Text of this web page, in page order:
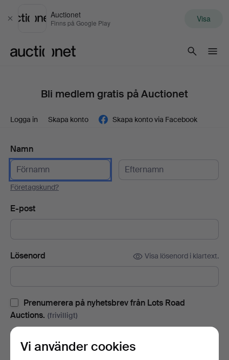
Stäng
Auctionet
Finns på Google Play Visa
Bli medlem gratis på Auctionet
Logga in Skapa konto Skapa konto via Facebook
Namn
Företagskund?
E-post
Lösenord Visa lösenord i klartext.
Prenumerera på nyhetsbrev från Lots Road
Auctions. (frivilligt)
Med bl.a. auktionskataloger, inbjudningar till evenemang och
nyheter. Om du ångrar dig kan du enkelt avsluta
prenumerationen.
Vi använder cookies